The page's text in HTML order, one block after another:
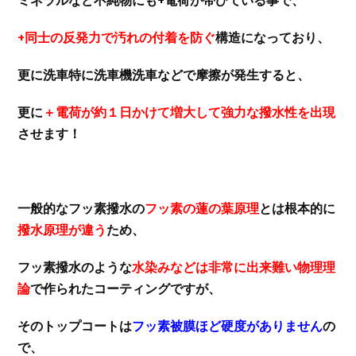
+同士の反発力で汚れの付着を防ぐ構造になっており、
更に洗車特に洗車機洗車などで摩擦が発生すると、
更に ＋電荷が約１日かけて増大して強力な撥水性を出現
させます！
一般的なフッ素撥水のフッ素の蓮の葉原理とは根本的に
撥水原理が違う ため、
フッ素撥水のような水染みなどは非常に出来難い物理理
論で作られたコーティングですが、
そのトップコートはフッ素被膜ほど硬度がありませんの
で、